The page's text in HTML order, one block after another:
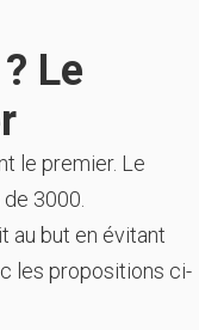
Le
le premier. Le
3000.
au but en évitant
les propositions ci-